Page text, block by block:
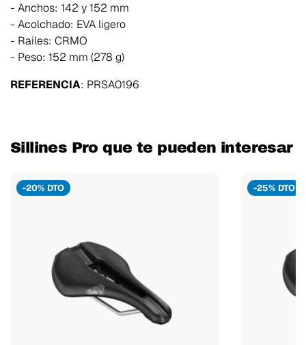
- Anchos: 142 y 152 mm
- Acolchado: EVA ligero
- Railes: CRMO
- Peso: 152 mm (278 g)
REFERENCIA: PRSA0196
Sillines Pro que te pueden interesar
-20% DTO -25% DTO